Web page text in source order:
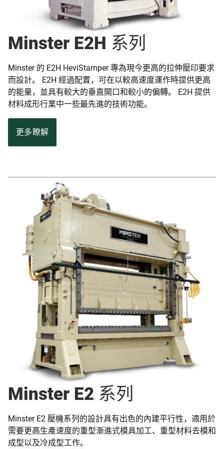
Minster E2H 系列
Minster 的 E2H HeviStamper 專為現今更高的拉伸壓印要求
而設計。 E2H 經過配置，可在以較高速度運作時提供更高
的能量，並具有較大的垂直開口和較小的偏轉。 E2H 提供
材料成形行業中一些最先進的技術功能。
更多瞭解
Minster E2 系列
Minster E2 壓機系列的設計具有出色的內建平行性，適用於
需要更高生產速度的重型漸進式模具加工、重型材料去模和
成型以及冷成型工作。